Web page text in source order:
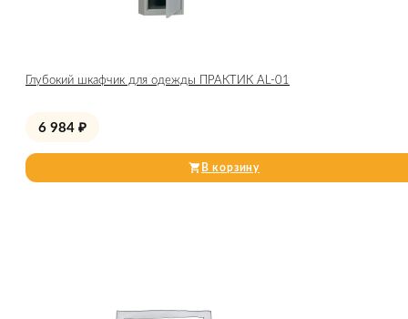
Глубокий шкафчик для одежды ПРАКТИК AL-01
6 984 ₽
В корзину